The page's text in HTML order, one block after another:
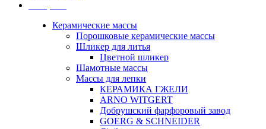
Керамические массы
Порошковые керамические массы
Шликер для литья
Цветной шликер
Шамотные массы
Массы для лепки
КЕРАМИКА ГЖЕЛИ
ARNO WITGERT
Добрушский фарфоровый завод
GOERG & SCHNEIDER